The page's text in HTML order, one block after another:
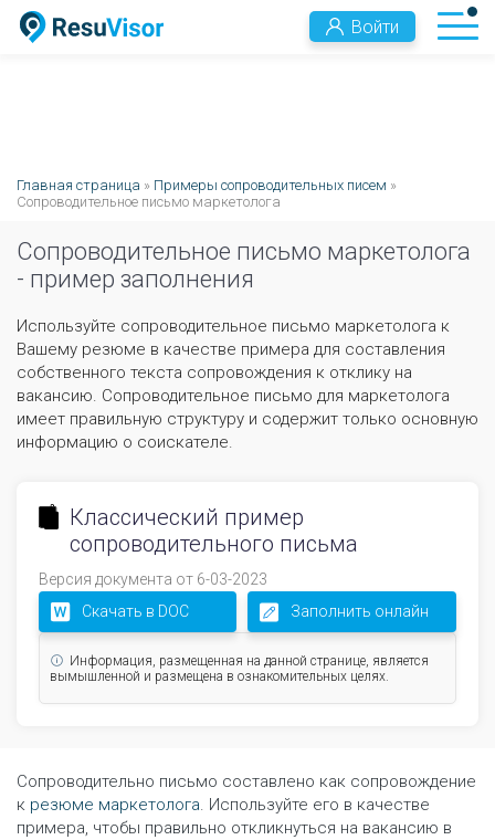
Войти
Главная страница » Примеры сопроводительных писем »
Сопроводительное письмо маркетолога
Сопроводительное письмо маркетолога
- пример заполнения
Используйте сопроводительное письмо маркетолога к
Вашему резюме в качестве примера для составления
собственного текста сопровождения к отклику на
вакансию. Сопроводительное письмо для маркетолога
имеет правильную структуру и содержит только основную
информацию о соискателе.
Классический пример
сопроводительного письма
Версия документа от 6-03-2023
Скачать в DOC
Заполнить онлайн
Информация, размещенная на данной странице, является
вымышленной и размещена в ознакомительных целях.
Сопроводительно письмо составлено как сопровождение
к резюме маркетолога. Используйте его в качестве
примера, чтобы правильно откликнуться на вакансию в